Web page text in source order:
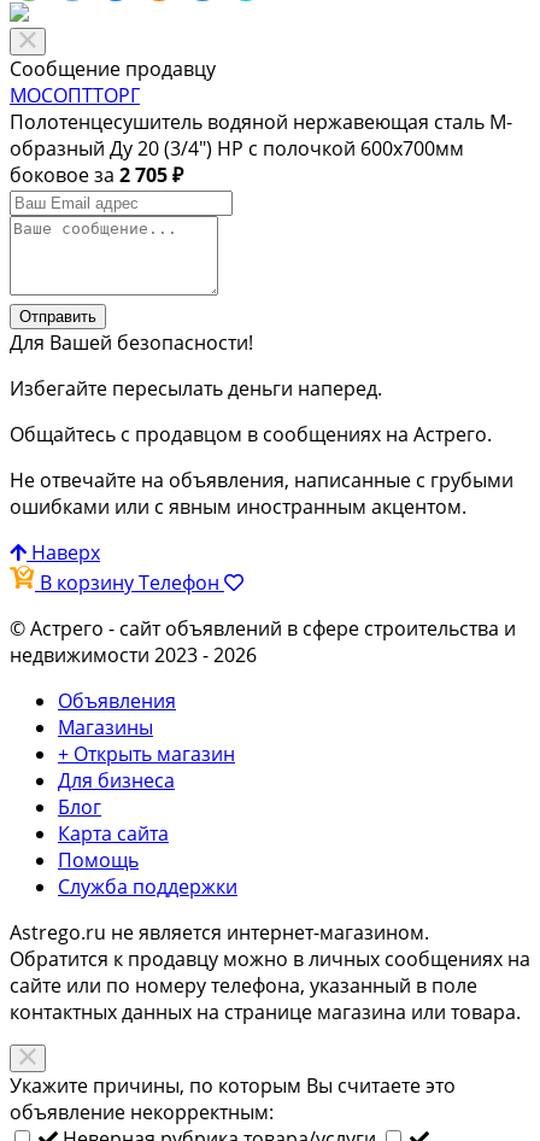
Сообщение продавцу
МОСОПТТОРГ
Полотенцесушитель водяной нержавеющая сталь М-
образный Ду 20 (3/4") НР с полочкой 600х700мм
боковое за 2 705 ₽
Отправить
Для Вашей безопасности!
Избегайте пересылать деньги наперед.
Общайтесь с продавцом в сообщениях на Астрего.
Не отвечайте на объявления, написанные с грубыми
ошибками или с явным иностранным акцентом.
Наверх
В корзинуТелефон
© Астрего - сайт объявлений в сфере строительства и
недвижимости 2023 - 2026
Объявления
Магазины
+ Открыть магазин
Для бизнеса
Блог
Карта сайта
Помощь
Служба поддержки
Astrego.ru не является интернет-магазином.
Обратится к продавцу можно в личных сообщениях на
сайте или по номеру телефона, указанный в поле
контактных данных на странице магазина или товара.
Укажите причины, по которым Вы считаете это
объявление некорректным: